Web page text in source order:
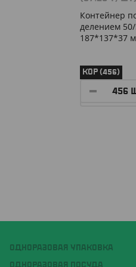
Контейнер
делением
187*137*37
КОР (456)
ОДНОРАЗОВАЯ УПАКОВКА
ОДНОРАЗОВАЯ ПОСУДА